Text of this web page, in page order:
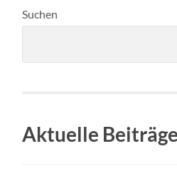
Suchen
Aktuelle Beiträge